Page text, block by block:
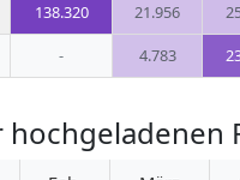
138.320 21.956
- 4.783